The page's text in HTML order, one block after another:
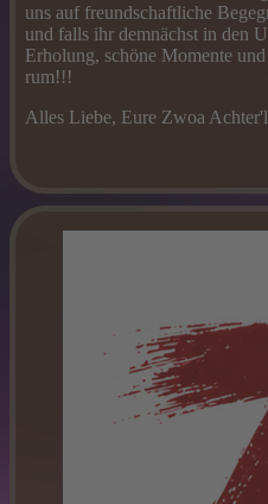
uns auf freundschaftliche
und falls ihr demnächst in den
Erholung, schöne Momente
rum!!!
Alles Liebe, Eure Zwoa